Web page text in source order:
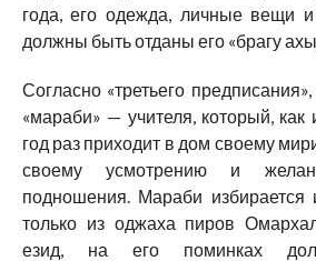
года, его одежда, личные вещи
должны быть отданы его «брагу
Согласно «третьего
«мараби» — учителя, который, как
год раз приходит в дом своему
своему усмотрению и
подношения. Мараби
только из оджаха пиров
езид, на его поминках